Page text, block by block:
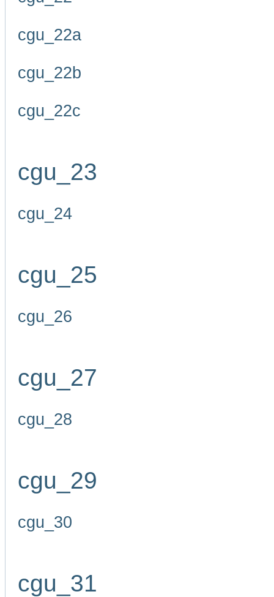
cgu_22a
cgu_22b
cgu_22c
cgu_23
cgu_24
cgu_25
cgu_26
cgu_27
cgu_28
cgu_29
cgu_30
cgu_31